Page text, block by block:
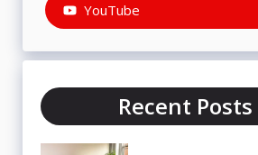
YouTube
Recent Posts